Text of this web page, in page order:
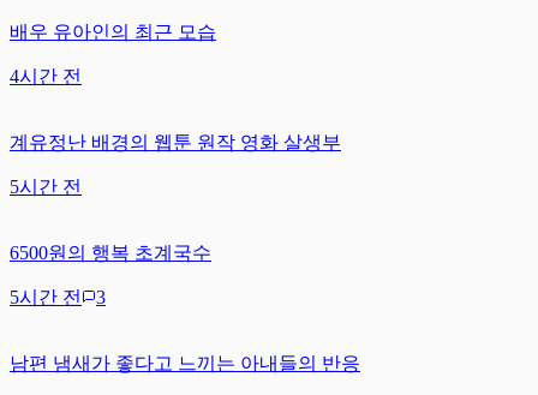
배우 유아인의 최근 모습
4시간 전
계유정난 배경의 웹툰 원작 영화 살생부
5시간 전
6500원의 행복 초계국수
5시간 전 3
남편 냄새가 좋다고 느끼는 아내들의 반응